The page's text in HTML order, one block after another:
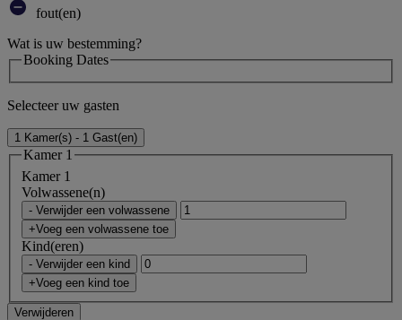
fout(en)
Wat is uw bestemming?
Booking Dates
Selecteer uw gasten
1 Kamer(s) - 1 Gast(en)
Kamer 1
Kamer 1
Volwassene(n)
- Verwijder een volwassene
+Voeg een volwassene toe
Kind(eren)
- Verwijder een kind
+Voeg een kind toe
Verwijderen